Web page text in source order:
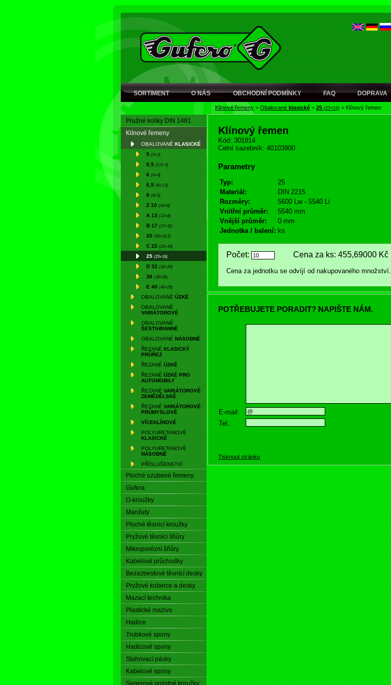
SORTIMENT O NÁS OBCHODNÍ PODMÍNKY FAQ DOPRAVA
Klínové řemeny > Obalované klasické > 25 (25×16) > Klínový řemen
Pružné kolíky DIN 1481
Klínové řemeny
OBALOVANÉ KLASICKÉ
5 (5×3)
5,5 (5,5×3)
6 (6×4)
6,5 (6×3,5)
8 (8×5)
Z 10 (10×6)
A 13 (13×8)
B 17 (17×11)
20 (20×12,5)
C 22 (22×14)
25 (25×16)
D 32 (32×20)
38 (38×25)
E 40 (40×25)
OBALOVANÉ ÚZKÉ
OBALOVANÉ
VARIÁTOROVÉ
OBALOVANÉ
ŠESTIHRANNÉ
OBALOVANÉ NÁSOBNÉ
ŘEZANÉ KLASICKÝ
PRŮŘEZ
ŘEZANÉ ÚZKÉ
ŘEZANÉ ÚZKÉ PRO
AUTOMOBILY
ŘEZANÉ VARIÁTOROVÉ
ZEMĚDĚLSKÉ
ŘEZANÉ VARIÁTOROVÉ
PRŮMYSLOVÉ
VÍCEKLÍNOVÉ
POLYURETANOVÉ
KLASICKÉ
POLYURETANOVÉ
NÁSOBNÉ
PŘÍSLUŠENSTVÍ
Ploché ozubené řemeny
Gufera
O-kroužky
Manžety
Ploché těsnící kroužky
Pryžové těsnící šňůry
Mikroporézní šňůry
Kabelové průchodky
Bezazbestové těsnící desky
Pryžové koberce a desky
Mazací technika
Plastické mazivo
Hadice
Trubkové spony
Hadicové spony
Stahovací pásky
Kabelové spony
Segerové pojistné kroužky
Klínový řemen
Kód: 301814
Celní sazebník: 40103900
Parametry
Typ:
25
Materiál:
DIN 2215
Rozměry:
5600 Lw - 5540 Li
Vnitřní průměr:
5540 mm
Vnější průměr:
0 mm
Jednotka / balení: ks
Počet: Cena za ks: 455,69000 Kč
Cena za jednotku se odvíjí od nakupovaného množství.
POTŘEBUJETE PORADIT? NAPIŠTE NÁM.
E-mail:
Tel.:
Tisknout stránku